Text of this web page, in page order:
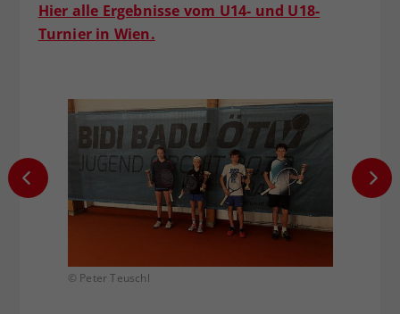
Hier alle Ergebnisse vom U14- und U18-
Turnier in Wien.
© Peter Teuschl